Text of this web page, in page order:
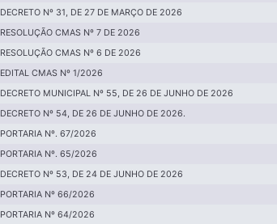
DECRETO Nº 31, DE 27 DE MARÇO DE 2026
RESOLUÇÃO CMAS Nº 7 DE 2026
RESOLUÇÃO CMAS Nº 6 DE 2026
EDITAL CMAS Nº 1/2026
DECRETO MUNICIPAL Nº 55, DE 26 DE JUNHO DE 2026
DECRETO Nº 54, DE 26 DE JUNHO DE 2026.
PORTARIA Nº. 67/2026
PORTARIA Nº. 65/2026
DECRETO Nº 53, DE 24 DE JUNHO DE 2026
PORTARIA Nº 66/2026
PORTARIA Nº 64/2026